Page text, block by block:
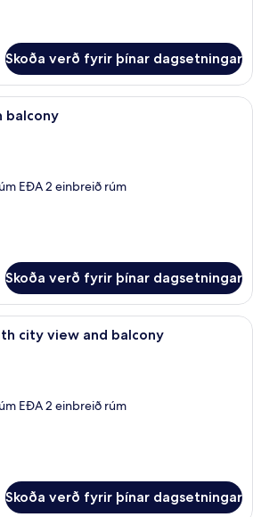
Skoða verð fyrir þínar dagsetningar
Classic Plus Room with balcony |
balcony
EÐA 2 einbreið rúm
Skoða verð fyrir þínar dagsetningar
Superior Plus Room with city view
city view and balcony
EÐA 2 einbreið rúm
Skoða verð fyrir þínar dagsetningar